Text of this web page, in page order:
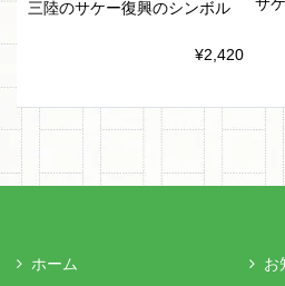
三陸のサケー復興のシンボル
¥2,420
サ
ホーム
お